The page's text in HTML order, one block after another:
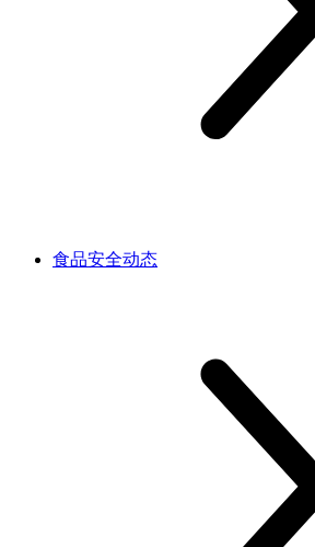
食品安全动态